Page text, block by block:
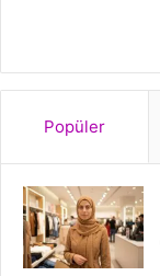
Popüler